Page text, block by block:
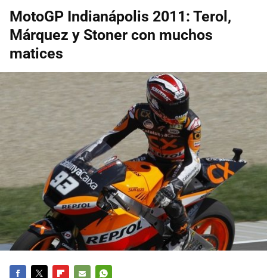
MotoGP Indianápolis 2011: Terol,
Márquez y Stoner con muchos
matices